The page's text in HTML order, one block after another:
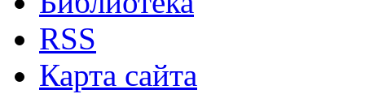
RSS
Карта сайта